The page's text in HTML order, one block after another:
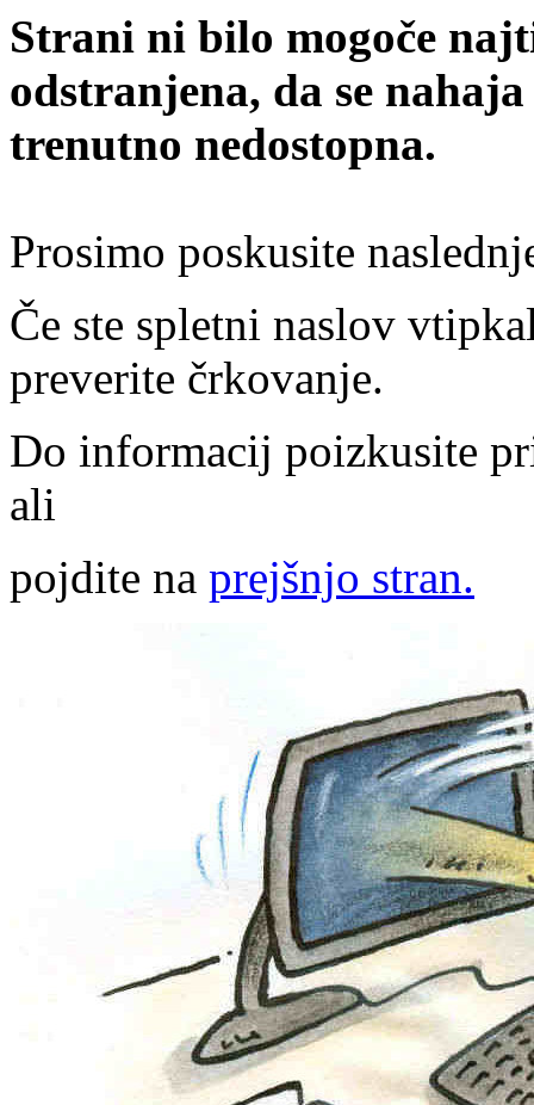
Strani ni bilo mogoče
odstranjena, da se
trenutno nedostopna.
Prosimo poskusite
Če ste spletni naslov
preverite črkovanje.
Do informacij poizkusite
ali
pojdite na prejšnjo stran.